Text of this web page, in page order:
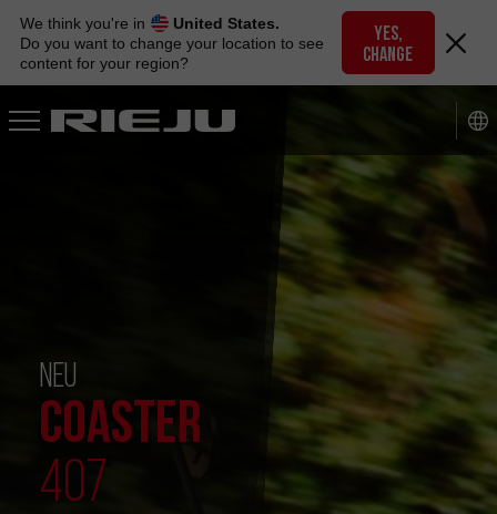
navigation
content
We think you're in
United States.
Do you want to change your location to see
content for your region?
YES,
CHANGE
NEU
COASTER
407